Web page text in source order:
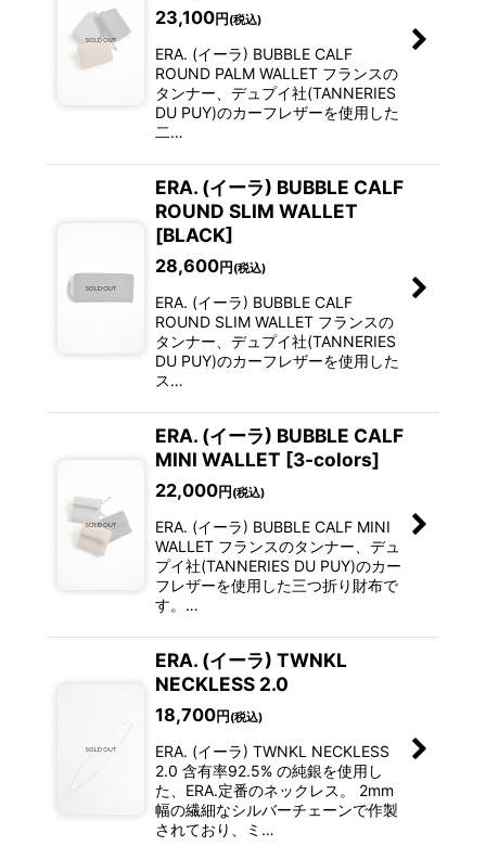
23,100円 (税込)
ERA. (イーラ) BUBBLE CALF
ROUND PALM WALLET フランスの
タンナー、デュプイ社(TANNERIES
DU PUY)のカーフレザーを使用した
二…
ERA. (イーラ) BUBBLE CALF
ROUND SLIM WALLET
[BLACK]
28,600円 (税込)
ERA. (イーラ) BUBBLE CALF
ROUND SLIM WALLET フランスの
タンナー、デュプイ社(TANNERIES
DU PUY)のカーフレザーを使用した
ス…
ERA. (イーラ) BUBBLE CALF
MINI WALLET [3-colors]
22,000円 (税込)
ERA. (イーラ) BUBBLE CALF MINI
WALLET フランスのタンナー、デュ
プイ社(TANNERIES DU PUY)のカー
フレザーを使用した三つ折り財布で
す。…
ERA. (イーラ) TWNKL
NECKLESS 2.0
18,700円 (税込)
ERA. (イーラ) TWNKL NECKLESS
2.0 含有率92.5% の純銀を使用し
た、ERA.定番のネックレス。 2mm
幅の繊細なシルバーチェーンで作製
されており、ミ…